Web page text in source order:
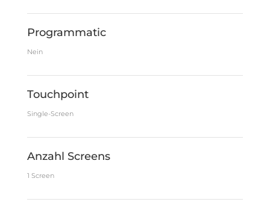
Programmatic
Nein
Touchpoint
Single-Screen
Anzahl Screens
1 Screen